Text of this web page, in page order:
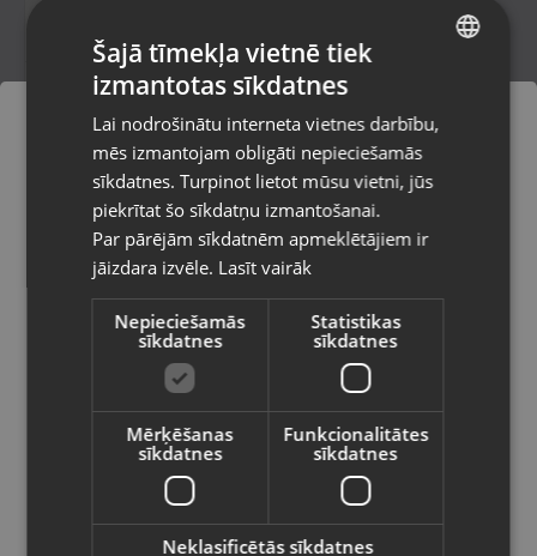
Sudraba gredzens
Rīga, Audēju iela 6
Stāvoklis Restaurēts (Garantija 24 mēneši)
19.00€
Sudraba gredzens
Pasūtījumi tiks piegādāti uz
izvēlēto valsti
Vietnes saturs būs attēlots izvēlētajā
valodā
Valsts
Latviešu / Latvian
RUSSIAN
Šajā tīmekļa vietnē tiek
izmantotas sīkdatnes
Lai nodrošinātu interneta vietnes darbību,
mēs izmantojam obligāti nepieciešamās
sīkdatnes. Turpinot lietot mūsu vietni, jūs
piekrītat šo sīkdatņu izmantošanai.
Par pārējām sīkdatnēm apmeklētājiem ir
jāizdara izvēle. Lasīt vairāk
Nepieciešamās
sīkdatnes
Statistikas
sīkdatnes
Mērķēšanas
sīkdatnes
Funkcionalitātes
sīkdatnes
Neklasificētās sīkdatnes